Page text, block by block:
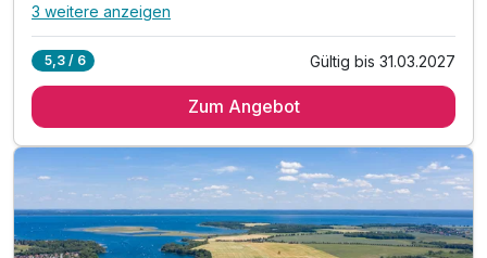
Alle Inklusivleistungen
5 x reichhaltiges Frühstück vom Buffet
1 x Führung durch das Brauen (Montags /Donnerstag)
oder Verkostung der hauseigenen Biere -Nebensaison
1 x Flasche Bier zum Abschied
1 Flasche Wasser zur Begrüßung auf dem Zimmer
3 weitere anzeigen
5,3 / 6 Gültig bis 31.03.2027
Zum Angebot